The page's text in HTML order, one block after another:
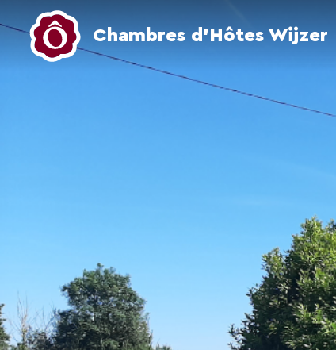
Chambres d’Hôtes Wijzer